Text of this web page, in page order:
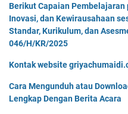
Berikut Capaian
Inovasi, dan Kewirausahaan
Standar, Kurikulum, dan
046/H/KR/2025
Kontak website
Cara Mengunduh atau
Lengkap Dengan Berita Acara